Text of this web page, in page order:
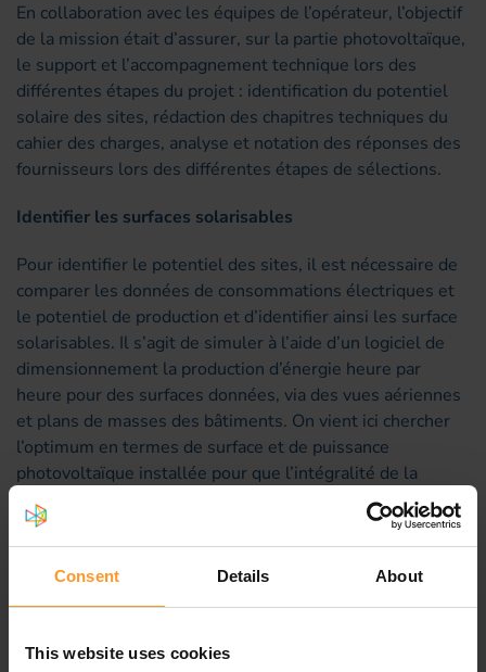
Consent Details About
This website uses cookies
En collaboration avec les équipes de l’opérateur, l’objectif
de la mission était d’assurer, sur la partie photovoltaïque,
le support et l’accompagnement technique lors des
différentes étapes du projet : identification du potentiel
solaire des sites, rédaction des chapitres techniques du
cahier des charges, analyse et notation des réponses des
fournisseurs lors des différentes étapes de sélections.
Identifier les surfaces solarisables
Pour identifier le potentiel des sites, il est nécessaire de
comparer les données de consommations électriques et
le potentiel de production et d’identifier ainsi les surface
solarisables. Il s’agit de simuler à l’aide d’un logiciel de
dimensionnement la production d’énergie heure par
heure pour des surfaces données, via des vues aériennes
et plans de masses des bâtiments. On vient ici chercher
l’optimum en termes de surface et de puissance
photovoltaïque installée pour que l’intégralité de la
production soit absorbée par le site, l’éventuel surplus
étant écrêté et non valorisable dans un modèle
d’autoconsommation.